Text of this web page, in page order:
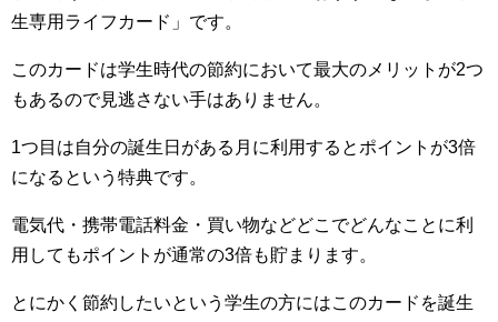
生専用ライフカード」です。
このカードは学生時代の節約において最大のメリットが2つ
もあるので見逃さない手はありません。
1つ目は自分の誕生日がある月に利用するとポイントが3倍
になるという特典です。
電気代・携帯電話料金・買い物などどこでどんなことに利
用してもポイントが通常の3倍も貯まります。
とにかく節約したいという学生の方にはこのカードを誕生